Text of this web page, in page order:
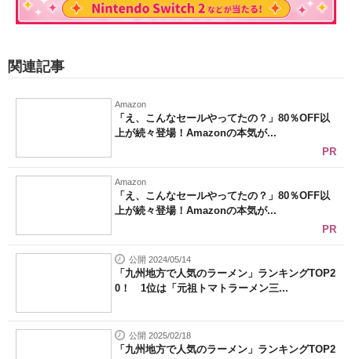
関連記事
Amazon
「え、こんなセールやってたの？」80％OFF以
上が続々登場！Amazonの本気が...
PR
Amazon
「え、こんなセールやってたの？」80％OFF以
上が続々登場！Amazonの本気が...
PR
公開 2024/05/14
「九州地方で人気のラーメン」ランキングTOP2
0！ 1位は「元祖トマトラーメン三...
公開 2025/02/18
「九州地方で人気のラーメン」ランキングTOP2